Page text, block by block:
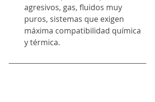
agresivos, gas, fluidos muy
puros, sistemas que exigen
máxima compatibilidad química
y térmica.